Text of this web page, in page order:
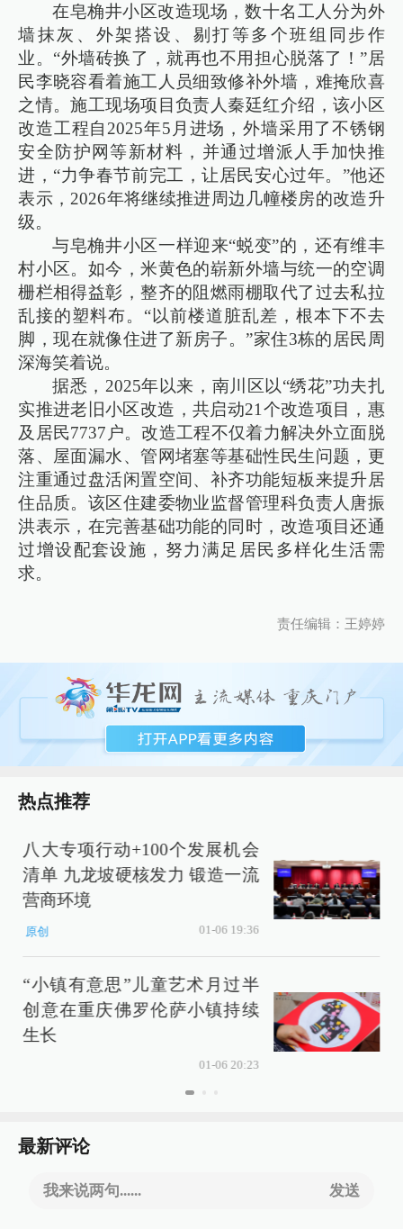
在皂桷井小区改造现场，数十名工人分为外
墙抹灰、外架搭设、剔打等多个班组同步作
业。“外墙砖换了，就再也不用担心脱落了！”居
民李晓容看着施工人员细致修补外墙，难掩欣喜
之情。施工现场项目负责人秦廷红介绍，该小区
改造工程自2025年5月进场，外墙采用了不锈钢
安全防护网等新材料，并通过增派人手加快推
进，“力争春节前完工，让居民安心过年。”他还
表示，2026年将继续推进周边几幢楼房的改造升
级。
与皂桷井小区一样迎来“蜕变”的，还有维丰
村小区。如今，米黄色的崭新外墙与统一的空调
栅栏相得益彰，整齐的阻燃雨棚取代了过去私拉
乱接的塑料布。“以前楼道脏乱差，根本下不去
脚，现在就像住进了新房子。”家住3栋的居民周
深海笑着说。
据悉，2025年以来，南川区以“绣花”功夫扎
实推进老旧小区改造，共启动21个改造项目，惠
及居民7737户。改造工程不仅着力解决外立面脱
落、屋面漏水、管网堵塞等基础性民生问题，更
注重通过盘活闲置空间、补齐功能短板来提升居
住品质。该区住建委物业监督管理科负责人唐振
洪表示，在完善基础功能的同时，改造项目还通
过增设配套设施，努力满足居民多样化生活需
求。
责任编辑：王婷婷
热点推荐
八大专项行动+100个发展机会
清单 九龙坡硬核发力 锻造一流
营商环境
原创 01-06 19:36
“小镇有意思”儿童艺术月过半
创意在重庆佛罗伦萨小镇持续
生长
01-06 20:23
最新评论
我来说两句...... 发送